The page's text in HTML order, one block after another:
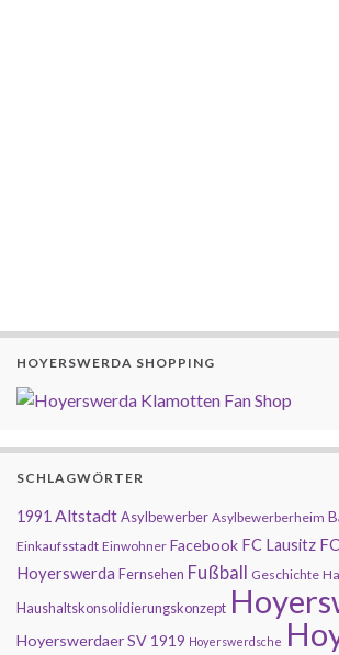
HOYERSWERDA SHOPPING
SCHLAGWÖRTER
1991 AltstadtAsylbewerber Asylbewerberheim
Einkaufsstadt Einwohner Facebook FC Lausitz
Hoyerswerda Fernsehen Fußball Geschichte
Haushaltskonsolidierungskonzept
Hoyerswerdaer SV 1919 Hoyerswerdsche